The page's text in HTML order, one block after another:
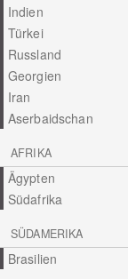
Indien
Türkei
Russland
Georgien
Iran
Aserbaidschan
AFRIKA
Ägypten
Südafrika
SÜDAMERIKA
Brasilien